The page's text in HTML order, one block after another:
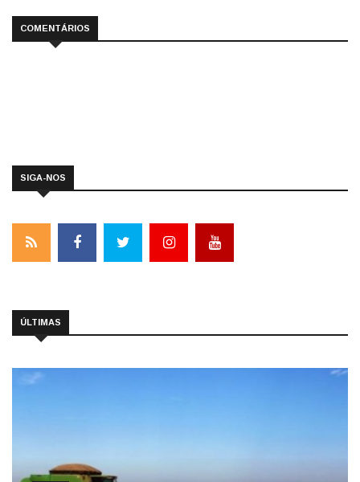
COMENTÁRIOS
SIGA-NOS
ÚLTIMAS